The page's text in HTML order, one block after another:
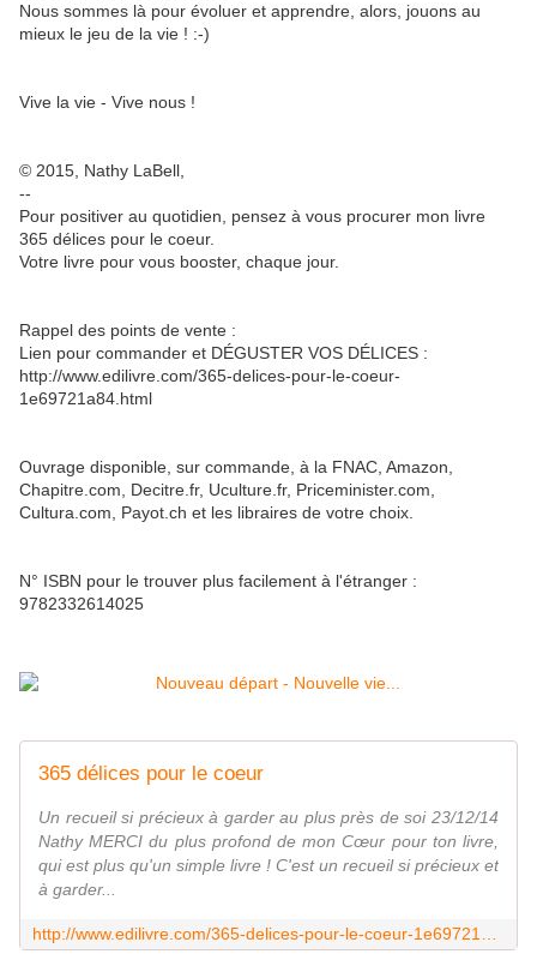
Nous sommes là pour évoluer et apprendre, alors, jouons au
mieux le jeu de la vie ! :-)
Vive la vie - Vive nous !
© 2015, Nathy LaBell,
--
Pour positiver au quotidien, pensez à vous procurer mon livre
365 délices pour le coeur.
Votre livre pour vous booster, chaque jour.
Rappel des points de vente :
Lien pour commander et DÉGUSTER VOS DÉLICES :
http://www.edilivre.com/365-delices-pour-le-coeur-
1e69721a84.html
Ouvrage disponible, sur commande, à la FNAC, Amazon,
Chapitre.com, Decitre.fr, Uculture.fr, Priceminister.com,
Cultura.com, Payot.ch et les libraires de votre choix.
N° ISBN pour le trouver plus facilement à l'étranger :
9782332614025
365 délices pour le coeur
Un recueil si précieux à garder au plus près de soi 23/12/14
Nathy MERCI du plus profond de mon Cœur pour ton livre,
qui est plus qu'un simple livre ! C'est un recueil si précieux et
à garder...